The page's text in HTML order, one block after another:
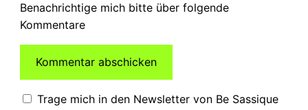
Benachrichtige mich bitte über folgende
Kommentare
Trage mich in den Newsletter von Be Sassique